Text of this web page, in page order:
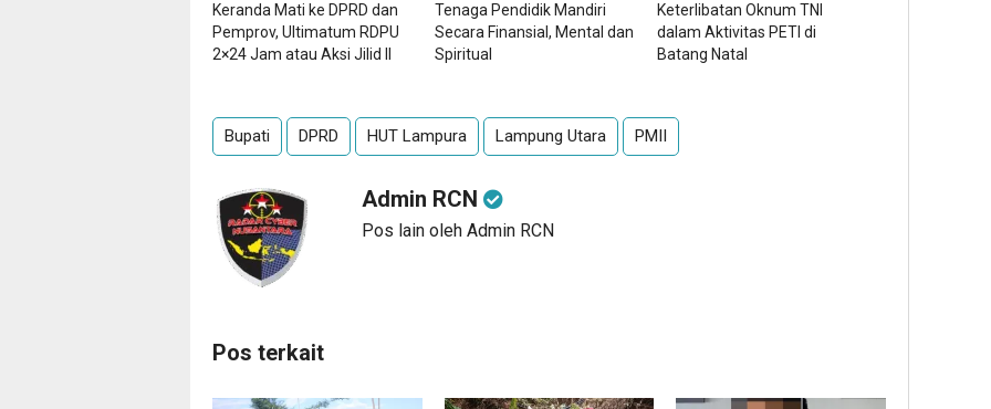
Keranda Mati ke DPRD dan
Pemprov, Ultimatum RDPU
2×24 Jam atau Aksi Jilid II
Tenaga Pendidik Mandiri
Secara Finansial, Mental dan
Spiritual
Keterlibatan Oknum TNI
dalam Aktivitas PETI di
Batang Natal
Bupati DPRD HUT Lampura Lampung Utara PMII
Admin RCN
Pos lain oleh Admin RCN
Pos terkait